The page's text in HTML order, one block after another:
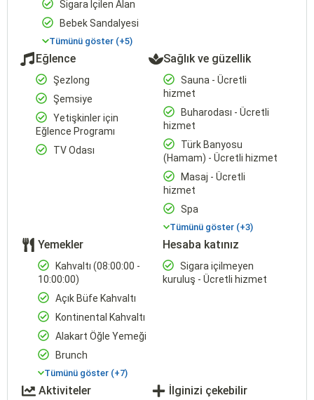
Sigara İçilen Alan
Bebek Sandalyesi
Tümünü göster (+5)
Eğlence
Şezlong
Şemsiye
Yetişkinler için
Eğlence Programı
TV Odası
Sağlık ve güzellik
Sauna - Ücretli
hizmet
Buharodası - Ücretli
hizmet
Türk Banyosu
(Hamam) - Ücretli hizmet
Masaj - Ücretli
hizmet
Spa
Tümünü göster (+3)
Yemekler
Kahvaltı (08:00:00 -
10:00:00)
Açık Büfe Kahvaltı
Kontinental Kahvaltı
Alakart Öğle Yemeği
Brunch
Tümünü göster (+7)
Hesaba katınız
Sigara içilmeyen
kuruluş - Ücretli hizmet
Aktiviteler İlginizi çekebilir